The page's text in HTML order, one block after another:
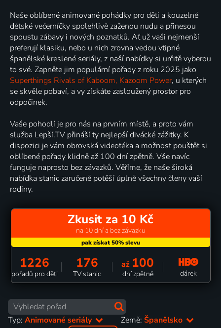
Naše oblíbené animované pohádky pro děti a kouzelné
dětské večerníčky spolehlivě zaženou nudu a přinesou
spoustu zábavy i nových poznatků. Ať už vaši nejmenší
preferují klasiku, nebo u nich zrovna vedou vtipné
španělské kreslené seriály, z naší nabídky si určitě vyberou
to své. Zapněte jim populární pořady z roku 2025 jako
Superthings Rivals of Kaboom, Kazoom Power, u kterých
se skvěle pobaví, a vy získáte zasloužený prostor pro
odpočinek.
Vaše pohodlí je pro nás na prvním místě, a proto vám
služba Lepší.TV přináší ty nejlepší divácké zážitky. K
dispozici je vám obrovská videotéka a možnost pouštět si
oblíbené pořady klidně až 100 dní zpětně. Vše navíc
funguje naprosto bez závazků. Věříme, že naše široká
nabídka stanic zaručeně potěší úplně všechny členy vaší
rodiny.
Zkusit za 10 Kč
na 10 dní a bez závazku
1226
pořadů pro děti
176
TV stanic
až 100
dní zpětně dárek
Typ: Animované seriály Země:Španělsko